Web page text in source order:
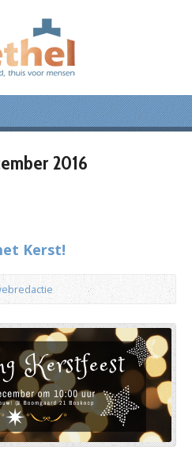
2016
Kerst!